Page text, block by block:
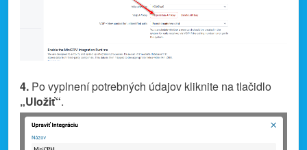
4. Po vyplnení potrebných údajov kliknite na tlačidlo
„Uložiť“.